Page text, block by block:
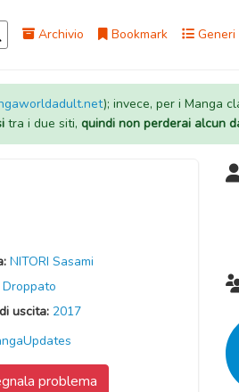
Archivio Bookmark Generi
); invece, per i Manga
tra i due siti, quindi non perderai alcun
NITORI Sasami
Droppato
uscita: 2017
problema